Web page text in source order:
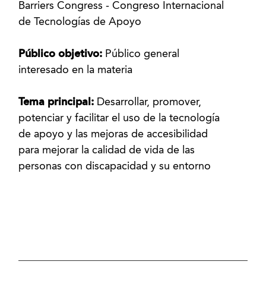
Barriers Congress - Congreso Internacional
de Tecnologías de Apoyo
Público objetivo: Público general
interesado en la materia
Tema principal: Desarrollar, promover,
potenciar y facilitar el uso de la tecnología
de apoyo y las mejoras de accesibilidad
para mejorar la calidad de vida de las
personas con discapacidad y su entorno